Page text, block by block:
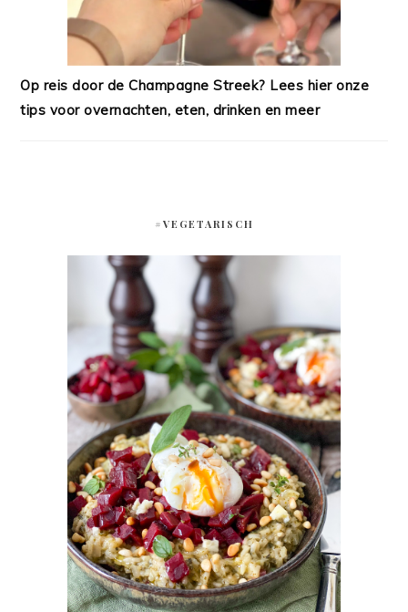
Op reis door de Champagne Streek? Lees hier onze
tips voor overnachten, eten, drinken en meer
#VEGETARISCH